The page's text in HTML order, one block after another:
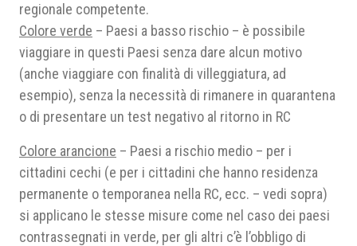
regionale competente.
Colore verde – Paesi a basso rischio – è possibile
viaggiare in questi Paesi senza dare alcun motivo
(anche viaggiare con finalità di villeggiatura, ad
esempio), senza la necessità di rimanere in quarantena
o di presentare un test negativo al ritorno in RC
Colore arancione – Paesi a rischio medio – per i
cittadini cechi (e per i cittadini che hanno residenza
permanente o temporanea nella RC, ecc. – vedi sopra)
si applicano le stesse misure come nel caso dei paesi
contrassegnati in verde, per gli altri c’è l’obbligo di